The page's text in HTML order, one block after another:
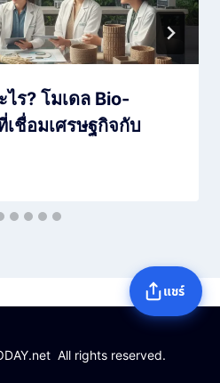
ร? โมเดล Bio-
ชื่อมเศรษฐกิจกับ
All rights reserved.
แชร์